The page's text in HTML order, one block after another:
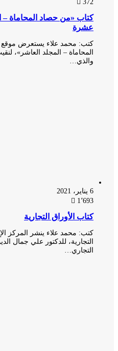
كتاب «من حصاد المحاماة –
عشرة
كتب: محمد علاء يستعرض موقع
المحاماة – المجلد العاشر»، لنقيب
والذي…
1٬693
كتاب الأوراق التجارية
كتب: محمد علاء ينشر المركز
التجارية، للدكتور علي جمال الدين
التجاري…